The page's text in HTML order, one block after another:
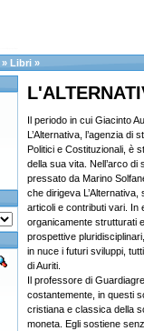
» Libri »
Il periodo in cui Giacinto
L’Alternativa, l’agenzia di
Politici e Costituzionali, è
della sua vita. Nell’arco
pressato da Marino
che dirigeva
articoli e contributi vari. In
organicamente strutturati
prospettive
in nuce i futuri sviluppi,
di Auriti.
Il professore di
costantemente, in questi
cristiana e classica della
moneta. Egli sostiene